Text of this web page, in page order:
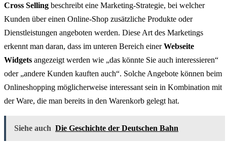
Cross Selling beschreibt eine Marketing-Strategie, bei welcher
Kunden über einen Online-Shop zusätzliche Produkte oder
Dienstleistungen angeboten werden. Diese Art des Marketings
erkennt man daran, dass im unteren Bereich einerWebseite
Widgets angezeigt werden wie „das könnte Sie auch interessieren“
oder „andere Kunden kauften auch“. Solche Angebote können beim
Onlineshopping möglicherweise interessant sein in Kombination mit
der Ware, die man bereits in den Warenkorb gelegt hat.
Siehe auch Die Geschichte der Deutschen Bahn